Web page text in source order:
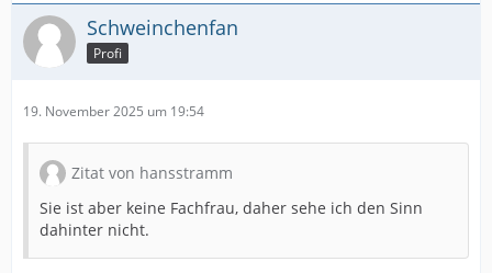
Schweinchenfan
Profi
19. November 2025 um 19:54
Zitat von hansstramm
Sie ist aber keine Fachfrau, daher sehe ich den Sinn
dahinter nicht.